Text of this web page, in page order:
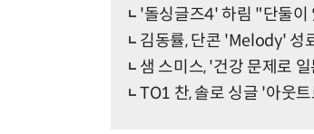
'돌싱글즈4' 하림 "단둘
김동률, 단콘 'Melody' 성
샘 스미스, '건강 문제로
TO1 찬, 솔로 싱글 '아웃